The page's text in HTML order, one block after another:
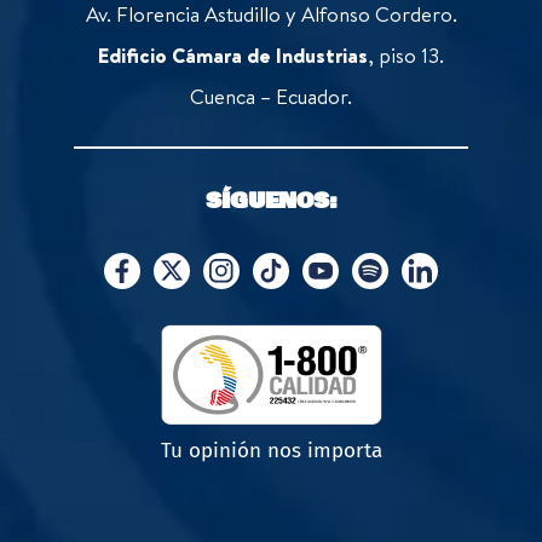
Av. Florencia Astudillo y Alfonso Cordero.
Edificio Cámara de Industrias, piso 13.
Cuenca – Ecuador.
SÍGUENOS:
Tu opinión nos importa